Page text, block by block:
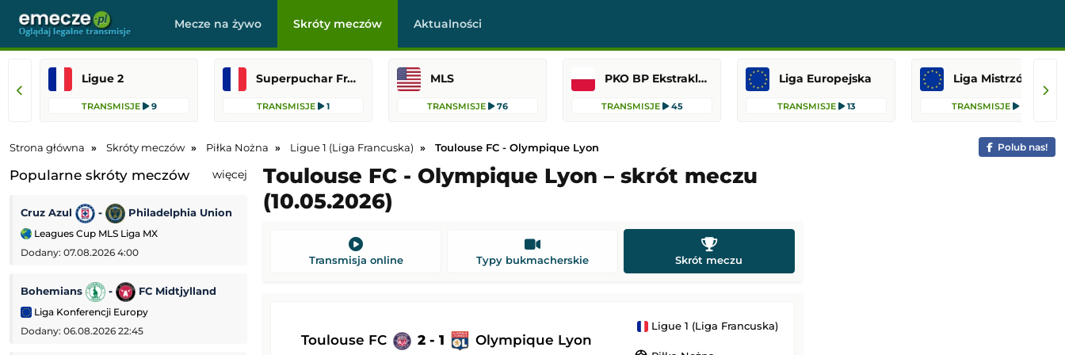
Mecze na żywo Skróty meczów Aktualności
Ligue 2
TRANSMISJE 9
Superpuchar Francji
TRANSMISJE 1
MLS
TRANSMISJE 76
PKO BP Ekstraklasa
TRANSMISJE 45
Liga Europejska
TRANSMISJE 13
Liga Mistrzów
TRANSMISJE 10
Strona główna Skróty meczów Piłka Nożna Ligue 1 (Liga Francuska) Toulouse FC - Olympique Lyon Polub nas!
Popularne skróty meczów więcej
Cruz Azul - Philadelphia Union
Leagues Cup MLS Liga MX
Dodany: 07.08.2026 4:00
Bohemians - FC Midtjylland
Liga Konferencji Europy
Dodany: 06.08.2026 22:45
AS Monaco - Getafe CF
Dodany: 06.08.2026 22:00 Dodany: 06.08.2026 21:00
Toulouse FC - Olympique Lyon – skrót meczu
(10.05.2026)
Transmisja online Typy bukmacherskie Skrót meczu
Toulouse FC 2 - 1 Olympique Lyon
Ligue 1 (Liga Francuska)